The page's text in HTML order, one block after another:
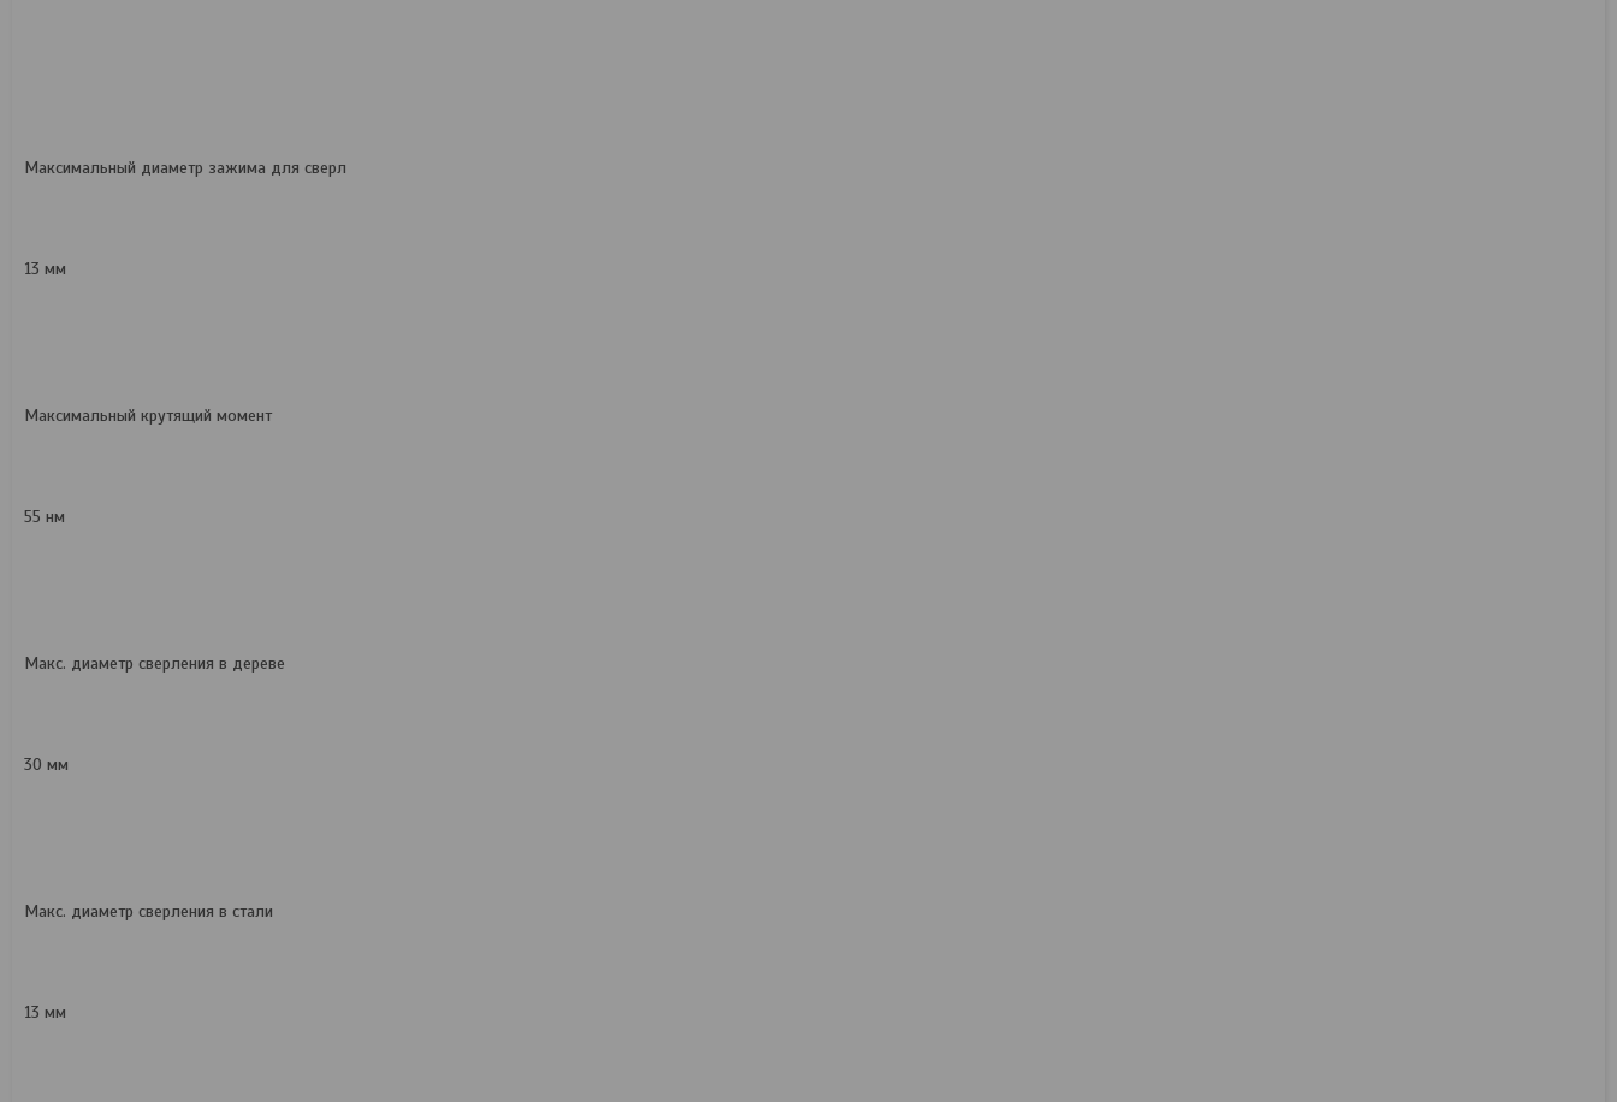
Максимальный диаметр зажима для сверл
13 мм
Максимальный крутящий момент
55 нм
Макс. диаметр сверления в дереве
30 мм
Макс. диаметр сверления в стали
13 мм